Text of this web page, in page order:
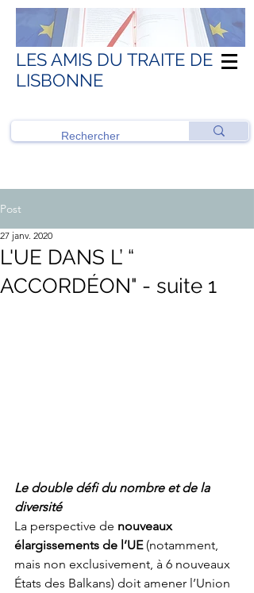
LES AMIS DU TRAITE DE
LISBONNE
Post
L'UE DANS L’ “
ACCORDÉON" - suite 1
27 janv. 2020
Le double défi du nombre et de la
diversité
La perspective de nouveaux
élargissements de l’UE (notamment,
mais non exclusivement, à 6 nouveaux
États des Balkans) doit amener l’Union